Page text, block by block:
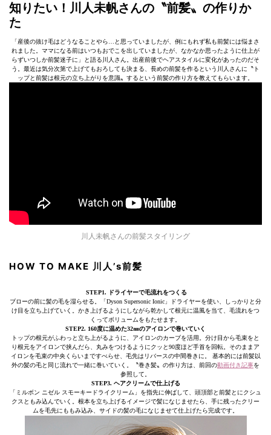
知りたい！川人未帆さんの〝前髪〟の作りか
た
「産後の抜け毛はどうなることやら…と思っていましたが、例にもれず私も前髪には悩まさ
れました。ママになる前はいつもおでこを出していましたが、なかなか思ったように仕上が
らずいつしか前髪迷子に」と語る川人さん。出産前後でヘアスタイルに変化があったのだそ
う。最近は気分次第で上げてもおろしても決まる、長めの前髪を作るという川人さんに〝ト
ップと前髪は根元の立ち上がりを意識〟するという前髪の作り方を教えてもらいます。
川人未帆さんの前髪スタイリング
HOW TO MAKE 川人’s前髪
STEP1. ドライヤーで毛流れをつくる
ブローの前に髪の毛を湿らせる。「Dyson Supersonic Ionic」ドライヤーを使い、しっかりと分
け目を立ち上げていく。かき上げるようにしながら乾かして根元に温風を当て、毛流れをつ
くってボリュームをもたせます。
STEP2. 160度に温めた32㎜のアイロンで巻いていく
トップの根元がふわっと立ち上がるように、アイロンのカーブを活用。分け目から毛束をと
り根元をアイロンで挟んだら、丸みをつけるようにクッと90度ほど手首を回転。そのままア
イロンを毛束の中央くらいまですべらせ、毛先はリバースの中間巻きに。 基本的には前髪以
外の髪の毛と同じ流れで一緒に巻いていく。〝巻き髪〟の作り方は、前回の動画付き記事を
参照して。
STEP3. ヘアクリームで仕上げる
「ミルボン ニゼル スモーキードライクリーム」を指先に伸ばして、頭頂部と前髪とにクシュ
クスともみ込んでいく。根本を立ち上げるイメージで髪になじませたら、手に残ったクリー
ムを毛先にももみ込み、サイドの髪の毛になじませて仕上げたら完成です。